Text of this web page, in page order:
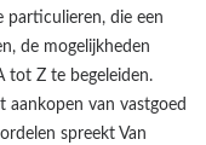
particulieren, die een
de mogelijkheden
tot Z te begeleiden.
aankopen van vastgoed
spreekt Van